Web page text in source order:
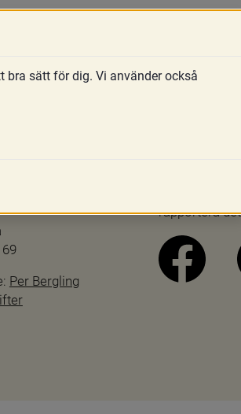
Per Bergling
Skulle du
andra
rapportera
sätt för dig. Vi använder också